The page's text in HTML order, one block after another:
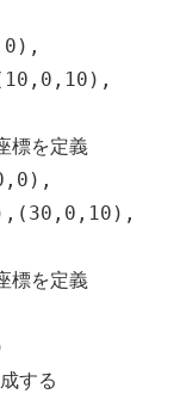
標を定義
標を定義
する